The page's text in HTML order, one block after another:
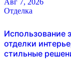
Отделка
Использование
отделки
стильные